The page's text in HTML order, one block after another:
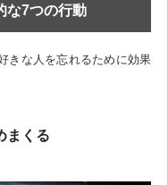
な7つの行動
きな人を忘れるために効果
まくる